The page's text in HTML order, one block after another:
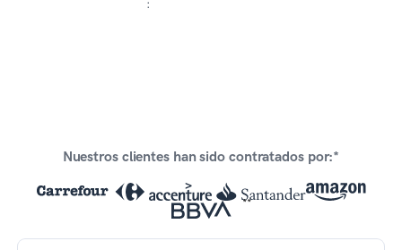
:
Nuestros clientes han sido contratados por:*